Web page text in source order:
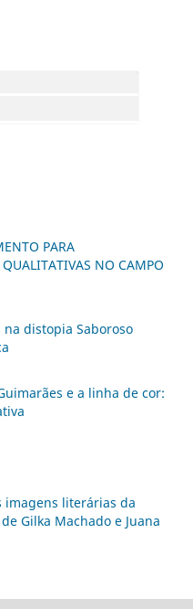
PARA
NO CAMPO
distopia Saboroso
e a linha de cor:
imagens literárias da
Gilka Machado e Juana